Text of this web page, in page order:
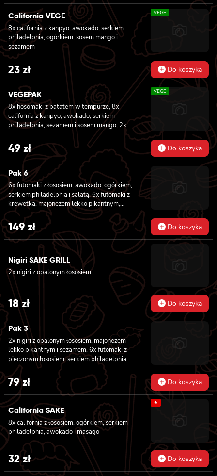
California VEGE
8x california z kanpyo, awokado, serkiem
philadelphia, ogórkiem, sosem mango i
sezamem
VEGE
23 zł Do koszyka
VEGEPAK
8x hosomaki z batatem w tempurze, 8x
california z kanpyo, awokado, serkiem
philadelphia, sezamem i sosem mango, 2x
nigiri z awokado i sosem mango
VEGE
49 zł Do koszyka
Pak 6
6x futomaki z łososiem, awokado, ogórkiem,
serkiem philadelphia i sałatą, 6x futomaki z
krewetką, majonezem lekko pikantnym,
ogórkiem i sałatą, 6x futomaki z tatarem z
łososia lekko pikantnym, ogórkiem, awokado,
kanpyo, sałatą, masago, szczepiorek, sezam,
8x hosomaki z łososiem, 8x california z
krewetką w tempurze, majonezem lekko
pikantnym, ogórkiem, sezamem i masago, 8x
california z łososiem, ogórkiem, serkiem
philadelphia, awokado i masago
149 zł Do koszyka
Nigiri SAKE GRILL
2x nigiri z opalonym łososiem
18zł Do koszyka
Pak 3
2x nigiri z opalonym łososiem, majonezem
lekko pikantnym i sezamem, 6x futomaki z
pieczonym łososiem, serkiem philadelphia,
awokado, ogórkiem, kanpyo, sałatą, sosem
teriyaki i sezamem, 8x california z krewetką
w tempurze, majonezem lekko pikantnym,
ogórkiem, sezamem i masago, 8x hosomaki z
batatem w tempurze
79zł Do koszyka
California SAKE
8x california z łososiem, ogórkiem, serkiem
philadelphia, awokado i masago
★
32zł Do koszyka